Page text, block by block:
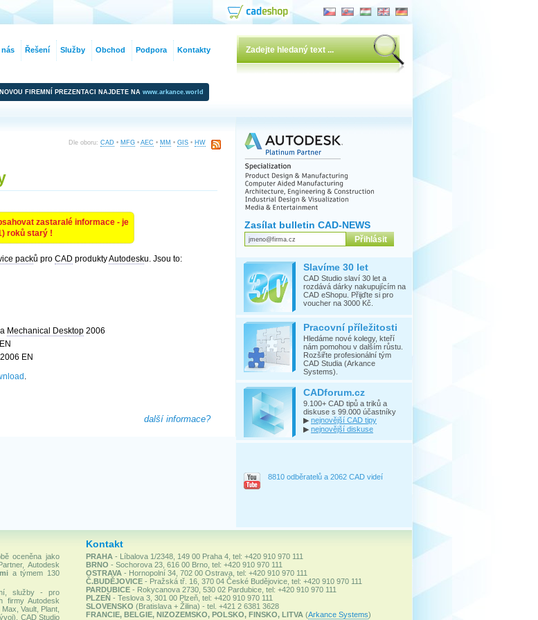
NOVOU FIREMNÍ PREZENTACI NAJDETE NA www.arkance.world
Dle oboru: CAD • MFG • AEC • MM • GIS • HW
zastaralé informace - je
roků starý !
packů pro CAD produktyAutodesku. Jsou to:
Mechanical Desktop 2006
EN
.
další informace?
Zasílat bulletin CAD-NEWS
Slavíme 30 let
CAD Studio slaví 30 let a
rozdává dárky nakupujícím na
CAD eShopu. Přijďte si pro
voucher na 3000 Kč.
Pracovní příležitosti
Hledáme nové kolegy, kteří
nám pomohou v dalším růstu.
Rozšiřte profesionální tým
CAD Studia (Arkance
Systems).
CADforum.cz
9.100+ CAD tipů a triků a
diskuse s 99.000 účastníky
▶ nejnovější CAD tipy
▶ nejnovější diskuse
8810 odběratelů a 2062 CAD videí
oceněna jako
Autodesk
a týmem 130
služby - pro
firmy Autodesk
Vault, Plant,
CAD Studio
Kontakt
PRAHA - Líbalova 1/2348, 149 00 Praha 4, tel: +420 910 970 111
BRNO - Sochorova 23, 616 00 Brno, tel: +420 910 970 111
OSTRAVA - Hornopolní 34, 702 00 Ostrava, tel: +420 910 970 111
Č.BUDĚJOVICE- Pražská tř. 16, 370 04 České Budějovice, tel: +420 910 970 111
PARDUBICE- Rokycanova 2730, 530 02 Pardubice, tel: +420 910 970 111
PLZEŇ- Teslova 3, 301 00 Plzeň, tel: +420 910 970 111
SLOVENSKO (Bratislava + Žilina) - tel. +421 2 6381 3628
FRANCIE, BELGIE, NIZOZEMSKO, POLSKO, FINSKO, LITVA (Arkance Systems)
nás Řešení Služby Obchod Podpora Kontakty